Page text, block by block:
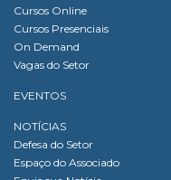
Cursos Online
Cursos Presenciais
On Demand
Vagas do Setor
EVENTOS
NOTÍCIAS
Defesa do Setor
Espaço do Associado